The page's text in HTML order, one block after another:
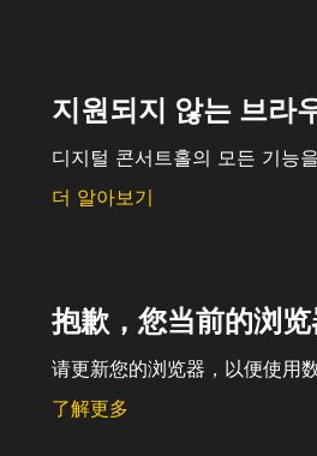
지원되지 않는 브라
디지털 콘서트홀의 모든 기능
더 알아보기
抱歉，您当前的浏
请更新您的浏览器，以便使用
了解更多